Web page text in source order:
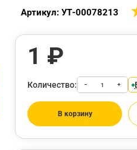
Артикул: УТ-00078213
1 ₽
Количество: − +
В корзину